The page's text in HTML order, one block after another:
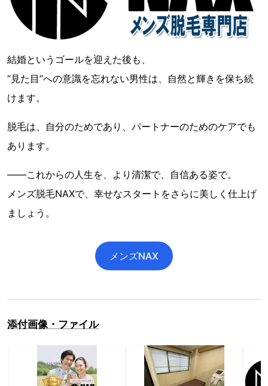
結婚というゴールを迎えた後も、
“見た目”への意識を忘れない男性は、自然と輝きを保ち続
けます。
脱毛は、自分のためであり、パートナーのためのケアでも
あります。
――これからの人生を、より清潔で、自信ある姿で。
メンズ脱毛NAXで、幸せなスタートをさらに美しく仕上げ
ましょう。
メンズNAX
添付画像・ファイル